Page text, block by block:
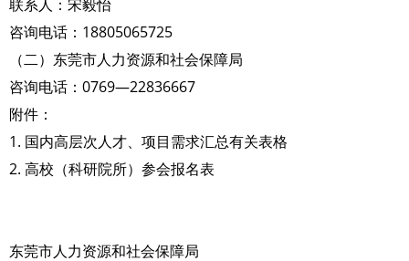
联系人：宋毅怡
咨询电话：18805065725
（二）东莞市人力资源和社会保障局
咨询电话：0769—22836667
附件：
1. 国内高层次人才、项目需求汇总有关表格
2. 高校（科研院所）参会报名表
东莞市人力资源和社会保障局